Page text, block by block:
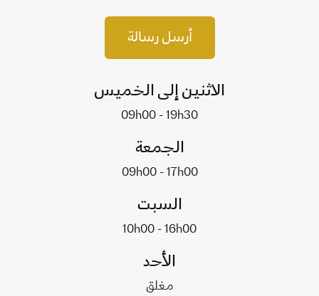
أرسل رسالة
الاثنين إلى الخميس
09h00 - 19h30
الجمعة
09h00 - 17h00
السبت
10h00 - 16h00
الأحد
مغلق